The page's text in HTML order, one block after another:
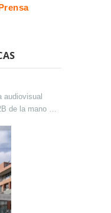
audiovisual
de la mano de